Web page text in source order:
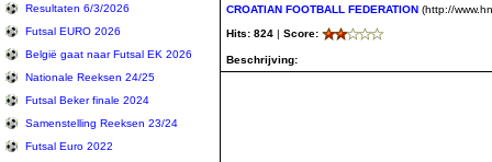
Resultaten 6/3/2026
Futsal EURO 2026
België gaat naar Futsal EK 2026
Nationale Reeksen 24/25
Futsal Beker finale 2024
Samenstelling Reeksen 23/24
Futsal Euro 2022
CROATIAN FOOTBALL FEDERATION (http://
Hits: 824 | Score:
Beschrijving: